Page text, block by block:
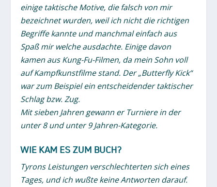
einige taktische Motive, die falsch von mir
bezeichnet wurden, weil ich nicht die richtigen
Begriffe kannte und manchmal einfach aus
Spaß mir welche ausdachte. Einige davon
kamen aus Kung-Fu-Filmen, da mein Sohn voll
auf Kampfkunstfilme stand. Der „Butterfly Kick“
war zum Beispiel ein entscheidender taktischer
Schlag bzw. Zug.
Mit sieben Jahren gewann er Turniere in der
unter 8 und unter 9 Jahren-Kategorie.
WIE KAM ES ZUM BUCH?
Tyrons Leistungen verschlechterten sich eines
Tages, und ich wußte keine Antworten darauf.